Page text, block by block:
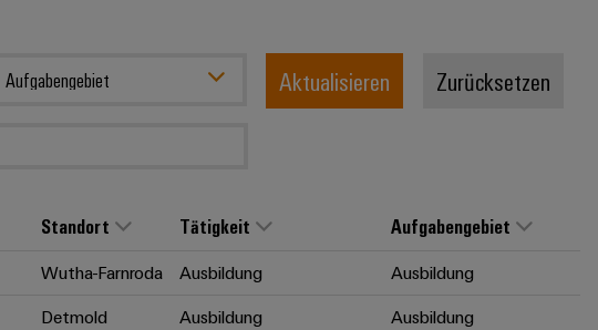
Aufgabengebiet Zurücksetzen
Aktualisieren
Standort Tätigkeit Aufgabengebiet
Wutha-Farnroda Ausbildung
Ausbildung
Detmold Ausbildung
Ausbildung